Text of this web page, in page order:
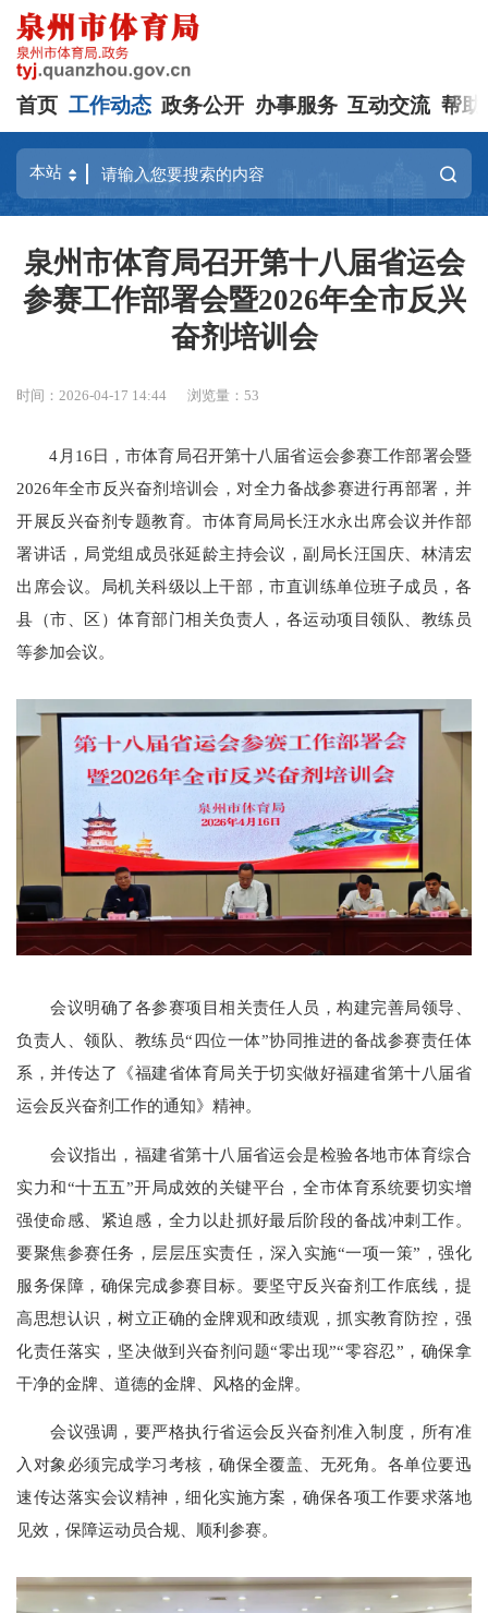
首页 工作动态 政务公开 办事服务 互动交流 帮助
泉州市体育局召开第十八届省运会
参赛工作部署会暨2026年全市反兴
奋剂培训会
时间：2026-04-17 14:44 浏览量：53
4月16日，市体育局召开第十八届省运会参赛工作部署会暨
2026年全市反兴奋剂培训会，对全力备战参赛进行再部署，并
开展反兴奋剂专题教育。市体育局局长汪水永出席会议并作部
署讲话，局党组成员张延龄主持会议，副局长汪国庆、林清宏
出席会议。局机关科级以上干部，市直训练单位班子成员，各
县（市、区）体育部门相关负责人，各运动项目领队、教练员
等参加会议。
会议明确了各参赛项目相关责任人员，构建完善局领导、
负责人、领队、教练员“四位一体”协同推进的备战参赛责任体
系，并传达了《福建省体育局关于切实做好福建省第十八届省
运会反兴奋剂工作的通知》精神。
会议指出，福建省第十八届省运会是检验各地市体育综合
实力和“十五五”开局成效的关键平台，全市体育系统要切实增
强使命感、紧迫感，全力以赴抓好最后阶段的备战冲刺工作。
要聚焦参赛任务，层层压实责任，深入实施“一项一策”，强化
服务保障，确保完成参赛目标。要坚守反兴奋剂工作底线，提
高思想认识，树立正确的金牌观和政绩观，抓实教育防控，强
化责任落实，坚决做到兴奋剂问题“零出现”“零容忍”，确保拿
干净的金牌、道德的金牌、风格的金牌。
会议强调，要严格执行省运会反兴奋剂准入制度，所有准
入对象必须完成学习考核，确保全覆盖、无死角。各单位要迅
速传达落实会议精神，细化实施方案，确保各项工作要求落地
见效，保障运动员合规、顺利参赛。